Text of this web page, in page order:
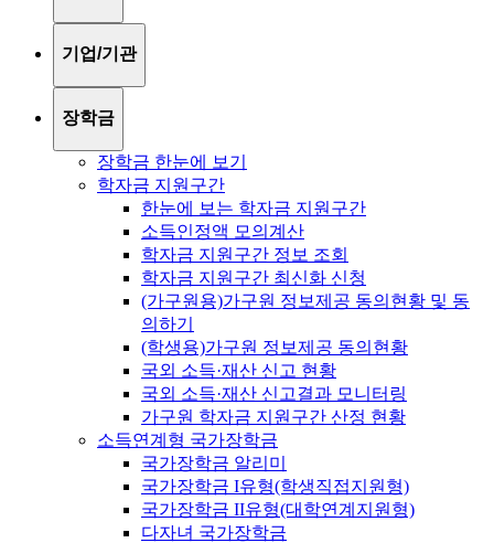
기업/기관
장학금
장학금 한눈에 보기
학자금 지원구간
한눈에 보는 학자금 지원구간
소득인정액 모의계산
학자금 지원구간 정보 조회
학자금 지원구간 최신화 신청
(가구원용)가구원 정보제공 동의현황 및 동
의하기
(학생용)가구원 정보제공 동의현황
국외 소득·재산 신고 현황
국외 소득·재산 신고결과 모니터링
가구원 학자금 지원구간 산정 현황
소득연계형 국가장학금
국가장학금 알리미
국가장학금 I유형(학생직접지원형)
국가장학금 II유형(대학연계지원형)
다자녀 국가장학금